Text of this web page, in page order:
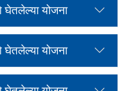
घेतलेल्या योजना
घेतलेल्या योजना